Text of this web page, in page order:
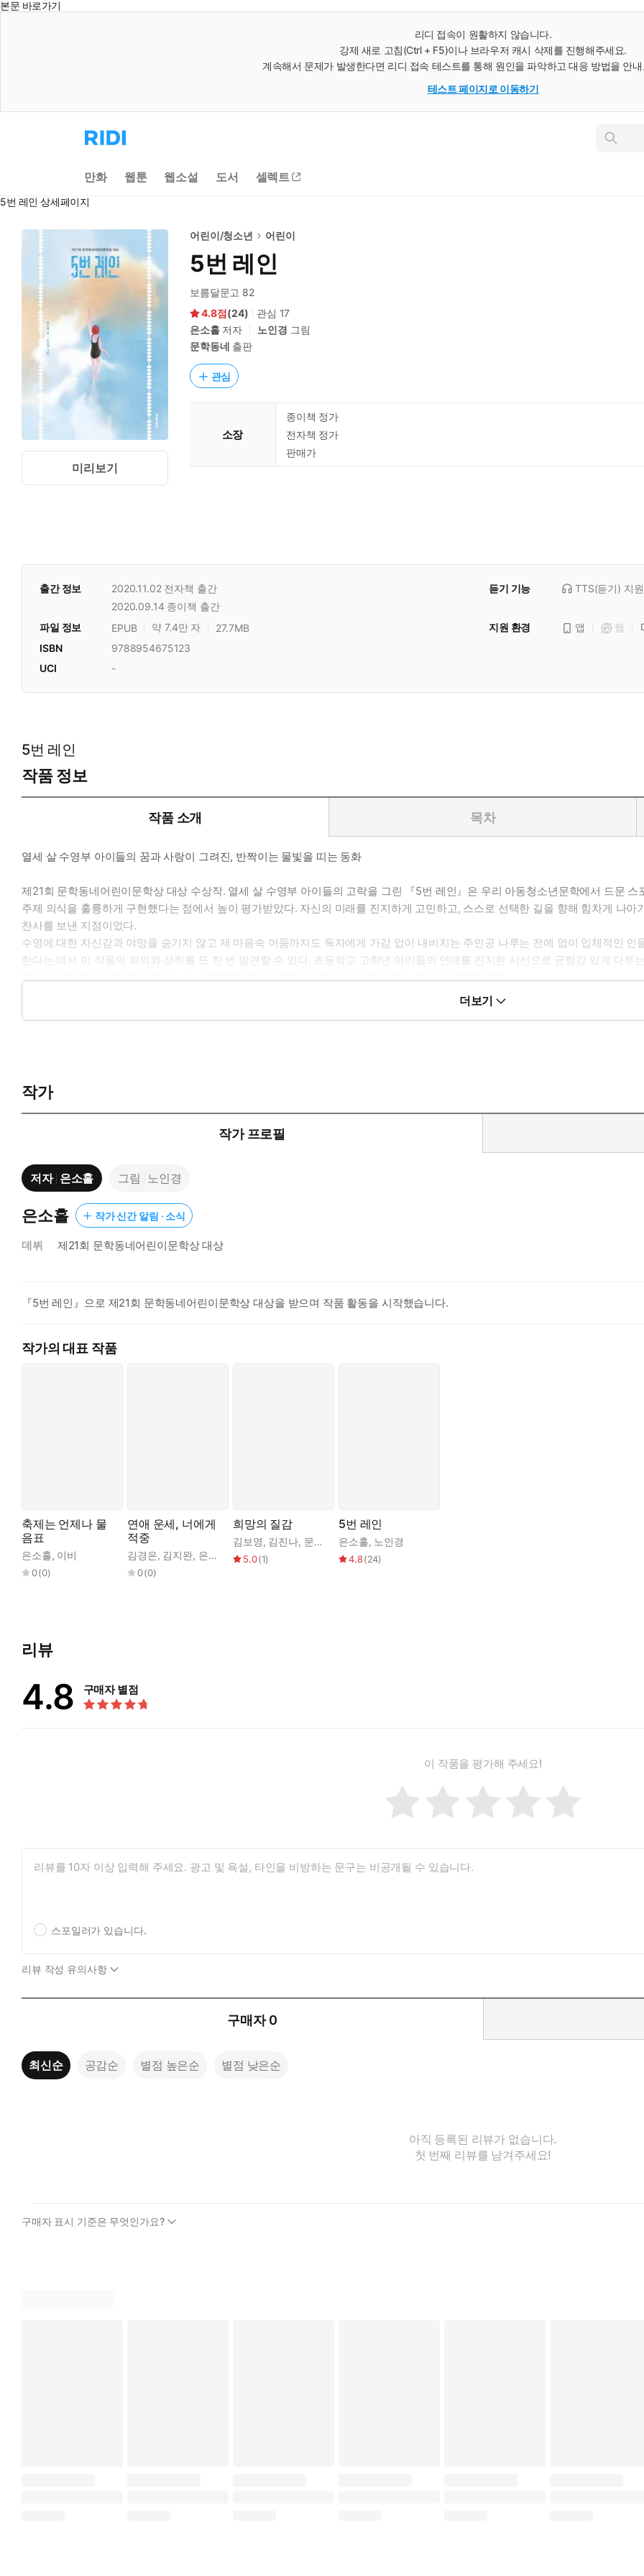
본문 바로가기
리디 접속이 원활하지 않습니다.
강제 새로 고침(Ctrl + F5)이나 브라우저 캐시 삭제를 진행해주세요.
계속해서 문제가 발생한다면 리디 접속 테스트를 통해 원인을 파악하고 대응 방법을 안
테스트 페이지로 이동하기
리
디
으
로
동
인
만화 웹툰 웹소설 도서 셀렉트
5번 레인 상세페이지
미리보기
어린이/청소년 어린이
5번 레인
보름달문고 82
4.8
(24) 관심 17
은소홀저자 노인경 그림
문학동네 출판
관심
소장
종이책 정가
전자책 정가
판매가
출간 정보 2020.11.02 전자책 출간
2020.09.14 종이책 출간
듣기 기능 TTS(듣기) 지원
파일 정보 EPUB 약 7.4만 자 27.7MB 지원 환경 앱
웹
ISBN
9788954675123
UCI
-
5번 레인
작품 정보
작품 소개 목차
열세 살 수영부 아이들의 꿈과 사랑이 그려진, 반짝이는 물빛을 띠는 동화
제21회 문학동네어린이문학상 대상 수상작. 열세 살 수영부 아이들의 고락을 그린 『5번 레인』은 우리 아동청소년문학에서 드문 스
주제 의식을 훌륭하게 구현했다는 점에서 높이 평가받았다. 자신의 미래를 진지하게 고민하고, 스스로 선택한 길을 향해 힘차게 나
찬사를 보낸 지점이었다.
수영에 대한 자신감과 야망을 숨기지 않고 제 마음속 어둠까지도 독자에게 가감 없이 내비치는 주인공 나루는 전에 없이 입체적인
한다는 데서 이 작품의 의의와 성취를 또 한 번 발견할 수 있다. 초등학교 고학년 아이들의 연애를 진지한 시선으로 균형감 있게 다
물이나 무더운 날 갑자기 쏟아지는 소나기처럼 맑게 그려진 첫사랑의 순간들은 읽는 이마저 설레게 한다.
“초등학생 시절 반드시 경험했으면 하는 멋진 이야기들의 종합 선물 세트”라는 심사평은 그러므로 적확하다. 열세 살 아이들의 고
더보기
작가
작가 프로필
저자 은소홀 그림 노인경
은소홀 작가 신간 알림 · 소식
데뷔 제21회 문학동네어린이문학상 대상
『5번 레인』으로 제21회 문학동네어린이문학상 대상을 받으며 작품 활동을 시작했습니다.
작가의 대표 작품
축제는 언제나 물
음표
은소홀, 이비
0(0)
연애 운세, 너에게
적중
김경은, 김지완, 은소홀 ,조우리,
0(0)
희망의 질감
김보영, 김진나, 문이소 윤성희, 은소홀
5.0(1)
5번 레인
은소홀, 노인경
4.8(24)
리뷰
4.8 구매자 별점
이 작품을 평가해 주세요!
스포일러가 있습니다.
리뷰 작성 유의사항
구매자 0
최신순 공감순 별점 높은순 별점 낮은순
아직 등록된 리뷰가 없습니다.
첫 번째 리뷰를 남겨주세요!
구매자 표시 기준은 무엇인가요?